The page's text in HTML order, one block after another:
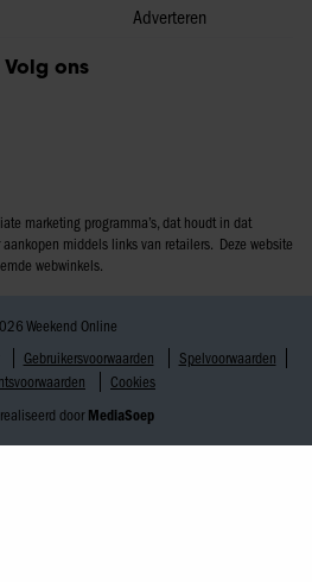
Adverteren
Volg ons
marketing programma’s, dat houdt in dat
middels links van retailers. Deze website
webwinkels.
Weekend Online
Gebruikersvoorwaarden
Spelvoorwaarden
Cookies
door MediaSoep